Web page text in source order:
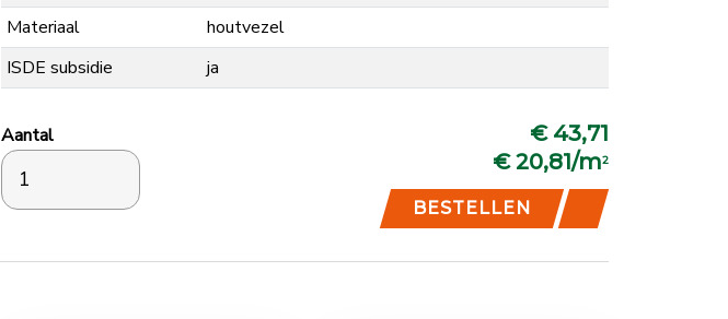
Materiaal
houtvezel
ISDE subsidie
ja
Aantal
€ 43,71
€ 20,81/m2
BESTELLEN